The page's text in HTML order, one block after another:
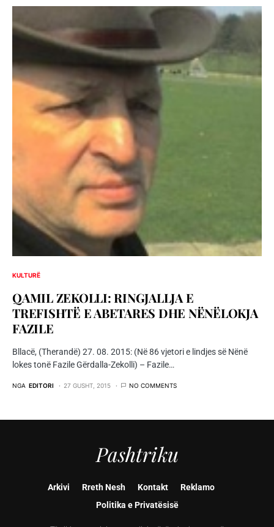
KULTURË
QAMIL ZEKOLLI: RINGJALLJA E
TREFISHTË E ABETARES DHE NËNËLOKJA
FAZILE
Bllacë, (Therandë) 27. 08. 2015: (Në 86 vjetori e lindjes së Nënë
lokes tonë Fazile Gërdalla-Zekolli) – Fazile…
NGA EDITORI 27 GUSHT, 2015 NO COMMENTS
Pashtriku
Arkivi Rreth Nesh Kontakt
Reklamo
Politika e Privatësisë